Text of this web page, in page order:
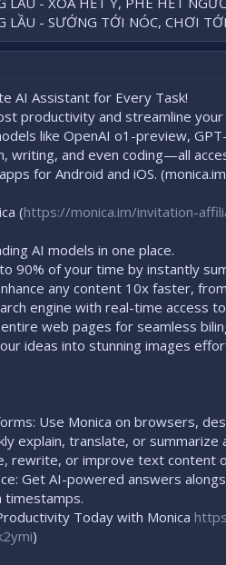
LẦU - SƯỚNG TỚI NÓC, CHƠI
AI Assistant for Every Task!
productivity and streamline
like OpenAI o1-preview,
writing, and even coding—all
for Android and iOS.
(https://monica.im/invitation-
AI models in one place.
90% of your time by instantly
any content 10x faster,
engine with real-time access
web pages for seamless
ideas into stunning images
Use Monica on browsers,
explain, translate, or summarize
rewrite, or improve text content
Get AI-powered answers
timestamps.
Today with Monica
)